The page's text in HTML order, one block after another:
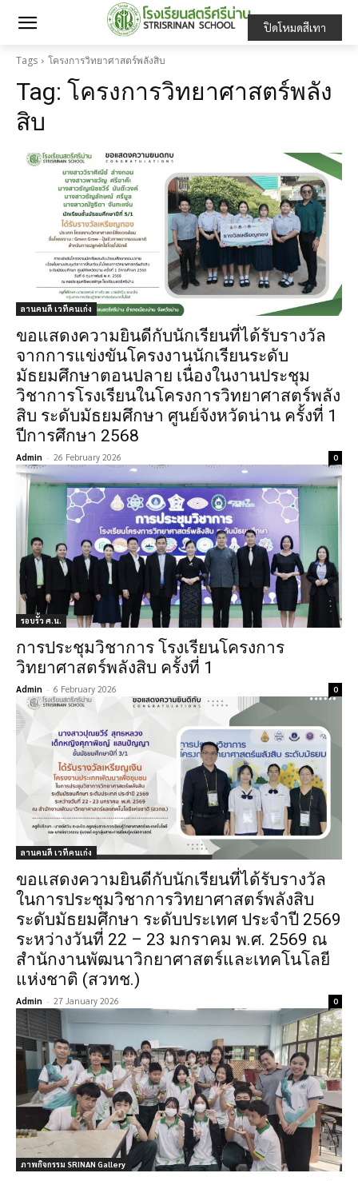
Tags โครงการวิทยาศาสตร์พลังสิบ
Tag: โครงการวิทยาศาสตร์พลัง
สิบ
ลานคนดี เวทีคนเก่ง
ขอแสดงความยินดีกับนักเรียนที่ได้รับรางวัล
จากการแข่งขันโครงงานนักเรียนระดับ
มัธยมศึกษาตอนปลาย เนื่องในงานประชุม
วิชาการโรงเรียนในโครงการวิทยาศาสตร์พลัง
สิบ ระดับมัธยมศึกษา ศูนย์จังหวัดน่าน ครั้งที่ 1
ปีการศึกษา 2568
Admin - 26 February 2026 0
รอบรั้ว ศ.น.
การประชุมวิชาการ โรงเรียนโครงการ
วิทยาศาสตร์พลังสิบ ครั้งที่ 1
Admin - 6 February 2026 0
ลานคนดี เวทีคนเก่ง
ขอแสดงความยินดีกับนักเรียนที่ได้รับรางวัล
ในการประชุมวิชาการวิทยาศาสตร์พลังสิบ
ระดับมัธยมศึกษา ระดับประเทศ ประจำปี 2569
ระหว่างวันที่ 22 – 23 มกราคม พ.ศ. 2569 ณ
สำนักงานพัฒนาวิกยาศาสตร์และเทคโนโลยี
แห่งชาติ (สวทช.)
Admin - 27 January 2026 0
ภาพกิจกรรม SRINAN Gallery
ปิดโหมดสีเทา